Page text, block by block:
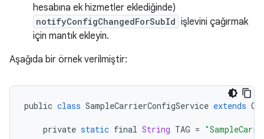
hesabına ek hizmetler eklediğinde)
notifyConfigChangedForSubId işlevini çağırmak
için mantık ekleyin.
Aşağıda bir örnek verilmiştir:
public class SampleCarrierConfigService extends
private static final String TAG =